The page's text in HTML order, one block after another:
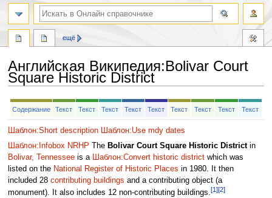
Английская Википедия:Bolivar Court
Square Historic District
Перейти
Перейти
Содержание Текст Текст Текст Текст Текст Текст Текст Текст Текст
Шаблон:Short description
Шаблон:Use mdy dates
Шаблон:Infobox NRHP The Bolivar Court Square Historic Districtin
Bolivar, Tennesseeis a Шаблон:Convert historic districtwhich was
listed on the National Register of Historic Places in 1980. It then
included 28 contributing buildings and a contributing object (a
monument). It also includes 12 non-contributing buildings.[1][2]
ещё